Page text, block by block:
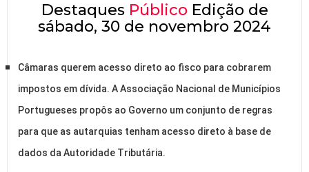
Destaques Público Edição de
sábado, 30 de novembro 2024
Câmaras querem acesso direto ao fisco para cobrarem
impostos em dívida. A Associação Nacional de Municípios
Portugueses propôs ao Governo um conjunto de regras
para que as autarquias tenham acesso direto à base de
dados da Autoridade Tributária.